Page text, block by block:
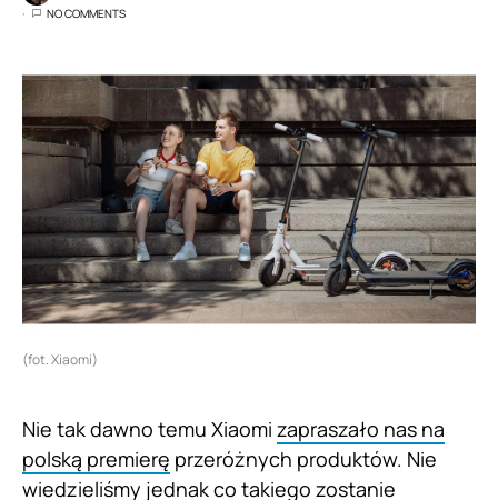
NO COMMENTS
(fot. Xiaomi)
Nie tak dawno temu Xiaomi zapraszało nas na
polską premierę przeróżnych produktów. Nie
wiedzieliśmy jednak co takiego zostanie